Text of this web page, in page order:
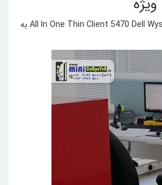
این انجمن مجازی با تهیه All In One Thin Client 5470 Dell Wyse به